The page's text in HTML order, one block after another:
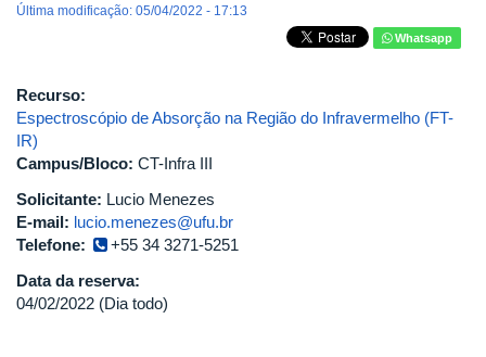
Última modificação: 05/04/2022 - 17:13
Whatsapp
Recurso:
Espectroscópio de Absorção na Região do Infravermelho (FT-
IR)
Campus/Bloco: CT-Infra III
Solicitante: Lucio Menezes
E-mail: lucio.menezes@ufu.br
Telefone:
+55 34 3271-5251
Data da reserva:
04/02/2022 (Dia todo)